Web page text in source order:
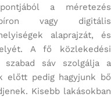
a méretezés
vagy digitális
alaprajzát, és
A fő közlekedési
sáv szolgálja a
előtt pedig hagyjunk bő
Kisebb lakásokban